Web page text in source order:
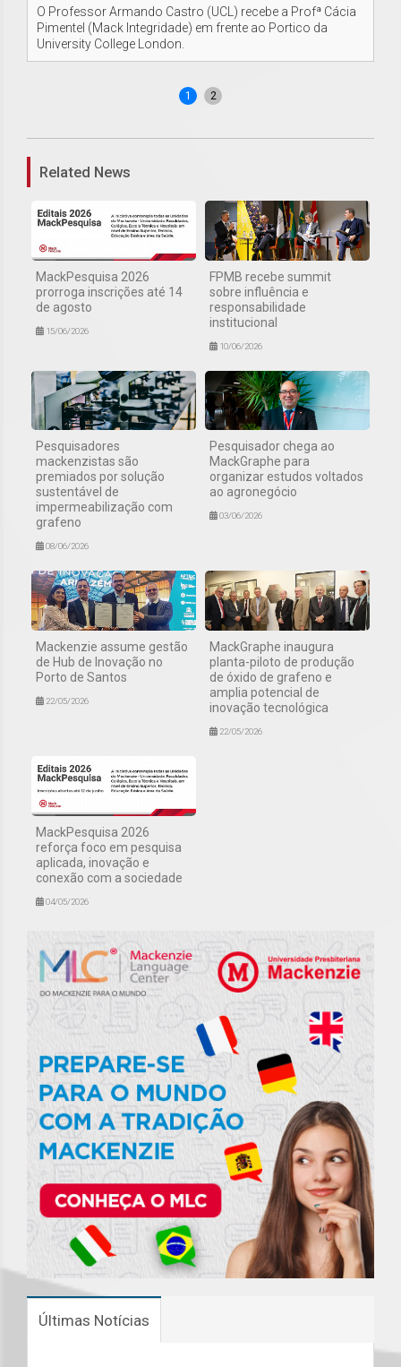
O Professor Armando Castro (UCL) recebe a Profª Cácia
Pimentel (Mack Integridade) em frente ao Portico da
University College London.
1 2
Related News
MackPesquisa 2026
prorroga inscrições até 14
de agosto
15/06/2026
FPMB recebe summit
sobre influência e
responsabilidade
institucional
10/06/2026
Pesquisadores
mackenzistas são
premiados por solução
sustentável de
impermeabilização com
grafeno
08/06/2026
Pesquisador chega ao
MackGraphe para
organizar estudos voltados
ao agronegócio
03/06/2026
Mackenzie assume gestão
de Hub de Inovação no
Porto de Santos
22/05/2026
MackGraphe inaugura
planta-piloto de produção
de óxido de grafeno e
amplia potencial de
inovação tecnológica
22/05/2026
MackPesquisa 2026
reforça foco em pesquisa
aplicada, inovação e
conexão com a sociedade
04/05/2026
Últimas Notícias